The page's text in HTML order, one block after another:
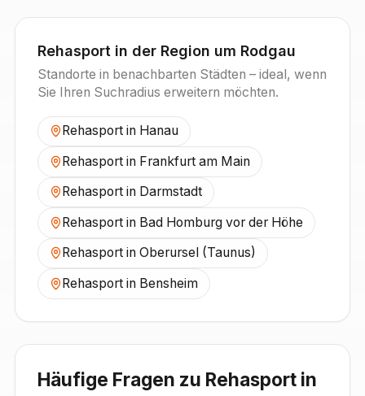
Rehasport in der Region um Rodgau
Standorte in benachbarten Städten – ideal, wenn
Sie Ihren Suchradius erweitern möchten.
Rehasport in Hanau
Rehasport in Frankfurt am Main
Rehasport in Darmstadt
Rehasport in Bad Homburg vor der Höhe
Rehasport inOberursel (Taunus)
Rehasport in Bensheim
Häufige Fragen zu Rehasport in